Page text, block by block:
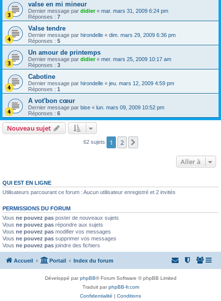
valse en mi mineur
Dernier message par didier« mar. mars 31, 2009 6:24 pm
Réponses : 7
Valse tendre
Dernier message par hirondelle « dim. mars 29, 2009 6:36 pm
Réponses : 5
Un amour de printemps
Dernier message par didier« mer. mars 25, 2009 10:17 am
Réponses : 3
Cabotine
Dernier message par hirondelle « jeu. mars 12, 2009 4:59 pm
Réponses : 1
A vot'bon cœur
Dernier message par bise « lun. mars 09, 2009 10:52 pm
Réponses : 6
Nouveau sujet
62 sujets 1 2
Aller à
QUI EST EN LIGNE
Utilisateurs parcourant ce forum : Aucun utilisateur enregistré et 2 invités
PERMISSIONS DU FORUM
Vous ne pouvez pas poster de nouveaux sujets
Vous ne pouvez pas répondre aux sujets
Vous ne pouvez pas modifier vos messages
Vous ne pouvez pas supprimer vos messages
Vous ne pouvez pas joindre des fichiers
Accueil Portail Index du forum
Développé parphpBB® Forum Software © phpBB Limited
Traduit parphpBB-fr.com
Confidentialité | Conditions